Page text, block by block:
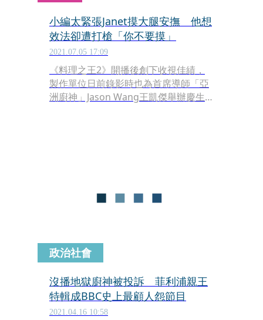
小編太緊張Janet摸大腿安撫 他想
效法卻遭打槍「你不要摸」
2021.07.05 17:09
《料理之王2》開播後創下收視佳績，
製作單位日前錄影時也為首席導師「亞
洲廚神」Jason Wang王凱傑舉辦慶生
政治社會
沒播地獄廚神被投訴 菲利浦親王
特輯成BBC史上最顧人怨節目
2021.04.16 10:58